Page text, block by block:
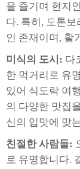
을 즐기며 현지
다. 특히, 도톤
인 존재이며, 활
미식의 도시: 다
한 먹거리로 유
있어 식도락 여
의 다양한 맛집
신의 입맛에 맞
친절한 사람들:
로 유명합니다.